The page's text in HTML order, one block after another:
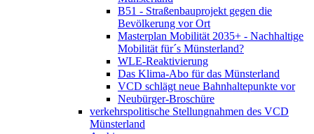
B51 - Straßenbauprojekt gegen die
Bevölkerung vor Ort
Masterplan Mobilität 2035+ - Nachhaltige
Mobilität für´s Münsterland?
WLE-Reaktivierung
Das Klima-Abo für das Münsterland
VCD schlägt neue Bahnhaltepunkte vor
Neubürger-Broschüre
verkehrspolitische Stellungnahmen des VCD
Münsterland